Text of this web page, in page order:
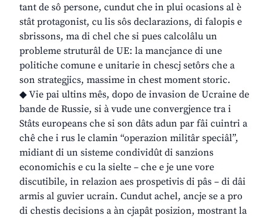
tant de sô persone, cundut che in plui ocasions al è
stât protagonist, cu lis sôs declarazions, di falopis e
sbrissons, ma di chel che si pues calcolâlu un
probleme struturâl de UE: la mancjance di une
politiche comune e unitarie in chescj setôrs che a
son strategjics, massime in chest moment storic.
◆ Vie pai ultins mês, dopo de invasion de Ucraine de
bande de Russie, si à vude une convergjence tra i
Stâts europeans che si son dâts adun par fâi cuintri a
chê che i rus le clamin “operazion militâr speciâl”,
midiant di un sisteme condividût di sanzions
economichis e cu la sielte – che e je une vore
discutibile, in relazion aes prospetivis di pâs – di dâi
armis al guvier ucrain. Cundut achel, ancje se a pro
di chestis decisions a àn cjapât posizion, mostrant la